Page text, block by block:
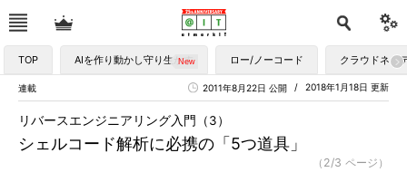
TOP AIを作り動かし守り生かす ロー/ノーコード クラウドネイ
連載 2018年1月18日 更新
2011年8月22日 公開
シェルコード解析に必携の「5つ道具」
リバースエンジニアリング入門（3）
（2/3 ページ）